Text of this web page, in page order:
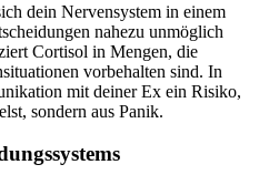
dein Nervensystem in einem
nahezu unmöglich
Cortisol in Mengen, die
vorbehalten sind. In
mit deiner Ex ein Risiko,
sondern aus Panik.